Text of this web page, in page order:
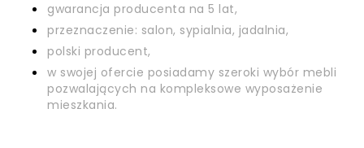
gwarancja producenta na 5 lat,
przeznaczenie: salon, sypialnia, jadalnia,
polski producent,
w swojej ofercie posiadamy szeroki wybór mebli
pozwalających na kompleksowe wyposażenie
mieszkania.